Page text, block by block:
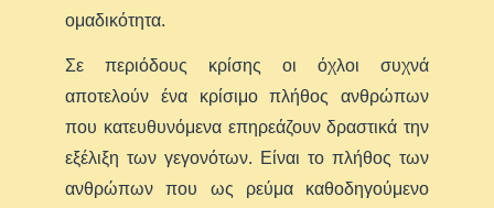
ομαδικότητα.
Σε περιόδους κρίσης οι όχλοι συχνά
αποτελούν ένα κρίσιμο πλήθος ανθρώπων
που κατευθυνόμενα επηρεάζουν δραστικά την
εξέλιξη των γεγονότων. Είναι το πλήθος των
ανθρώπων που ως ρεύμα καθοδηγούμενο